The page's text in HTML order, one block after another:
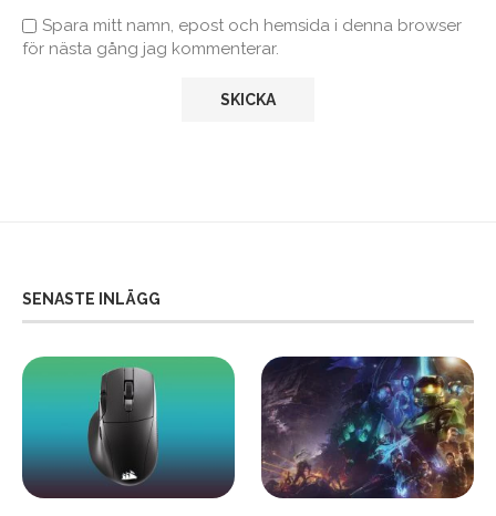
Spara mitt namn, epost och hemsida i denna browser
för nästa gång jag kommenterar.
SENASTE INLÄGG